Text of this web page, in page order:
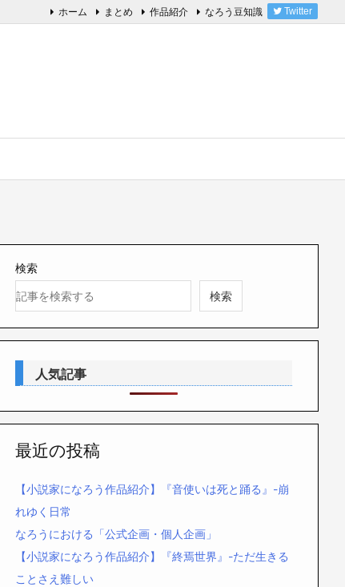
ホーム まとめ 作品紹介 なろう豆知識 Twitter
検索
検索
人気記事
最近の投稿
【小説家になろう作品紹介】『音使いは死と踊る』-崩
れゆく日常
なろうにおける「公式企画・個人企画」
【小説家になろう作品紹介】『終焉世界』-ただ生きる
ことさえ難しい